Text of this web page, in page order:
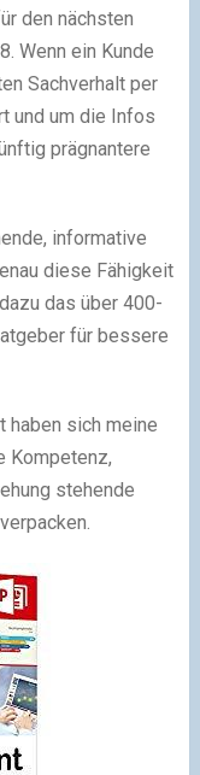
den nächsten
Wenn ein Kunde
Sachverhalt per
und um die Infos
prägnantere
informative
diese Fähigkeit
das über 400-
für bessere
haben sich meine
Kompetenz,
stehende